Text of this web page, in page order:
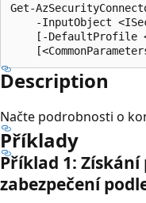
Get-
-InputObject
[-DefaultProfile
Description
Načte podrobnosti o
Příklady
Příklad 1:
zabezpečení